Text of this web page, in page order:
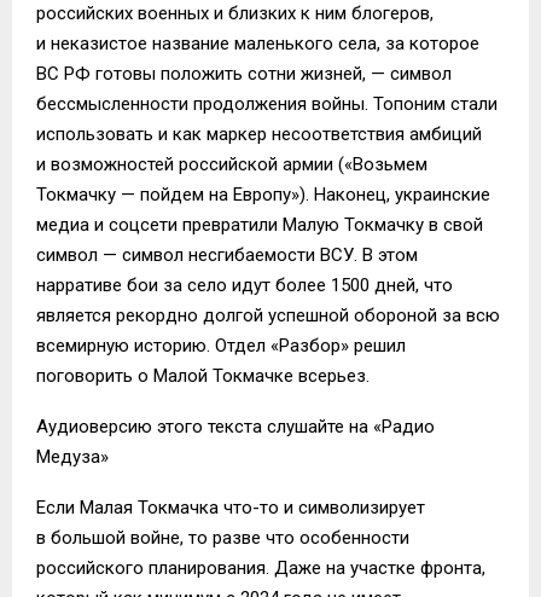
российских военных и близких к ним блогеров,
и неказистое название маленького села, за которое
ВС РФ готовы положить сотни жизней, — символ
бессмысленности продолжения войны. Топоним стали
использовать и как маркер несоответствия амбиций
и возможностей российской армии («Возьмем
Токмачку — пойдем на Европу»). Наконец, украинские
медиа и соцсети превратили Малую Токмачку в свой
символ — символ несгибаемости ВСУ. В этом
нарративе бои за село идут более 1500 дней, что
является рекордно долгой успешной обороной за всю
всемирную историю. Отдел «Разбор» решил
поговорить о Малой Токмачке всерьез.
Аудиоверсию этого текста слушайте на «Радио
Медуза»
Если Малая Токмачка что-то и символизирует
в большой войне, то разве что особенности
российского планирования. Даже на участке фронта,